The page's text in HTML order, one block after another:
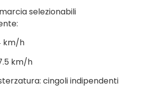
selezionabili
km/h
km/h
cingoli indipendenti